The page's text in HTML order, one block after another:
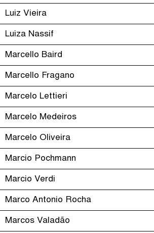
Luiz Vieira
Luiza Nassif
Marcello Baird
Marcello Fragano
Marcelo Lettieri
Marcelo Medeiros
Marcelo Oliveira
Marcio Pochmann
Marcio Verdi
Marco Antonio Rocha
Marcos Valadão